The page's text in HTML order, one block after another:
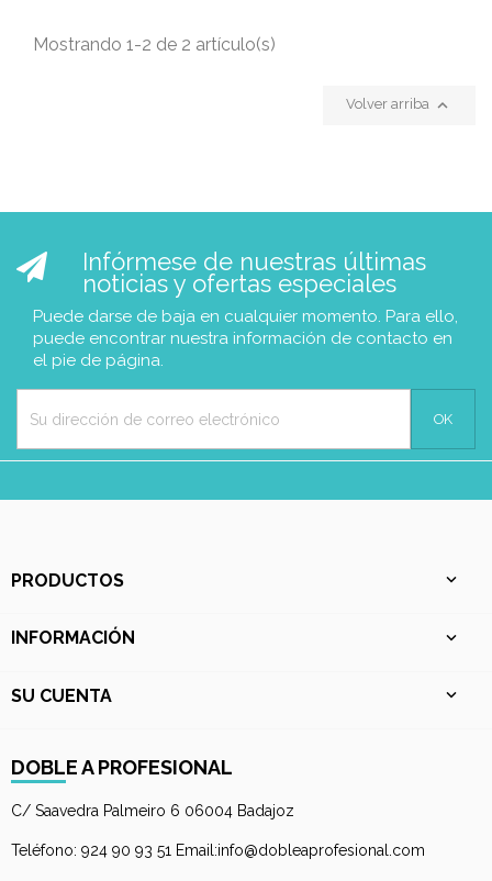
Mostrando 1-2 de 2 artículo(s)
Volver arriba 
Infórmese de nuestras últimas
noticias y ofertas especiales
Puede darse de baja en cualquier momento. Para ello,
puede encontrar nuestra información de contacto en
el pie de página.
PRODUCTOS 
INFORMACIÓN 
SU CUENTA 
DOBLE A PROFESIONAL
C/ Saavedra Palmeiro 6 06004 Badajoz
Teléfono: 924 90 93 51 Email:info@dobleaprofesional.com